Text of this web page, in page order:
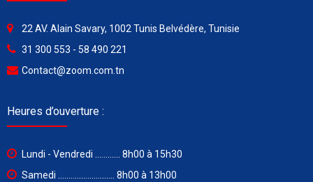
22 AV. Alain Savary, 1002 Tunis Belvédère, Tunisie
31 300 553 - 58 490 221
Contact@zoom.com.tn
Heures d’ouverture :
Lundi - Vendredi ............ 8h00 à 15h30
Samedi ........................... 8h00 à 13h00